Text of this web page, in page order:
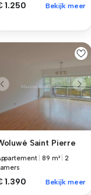
1.250 Bekijk meer
Saint Pierre
|89 m² |2
1.390 Bekijk meer